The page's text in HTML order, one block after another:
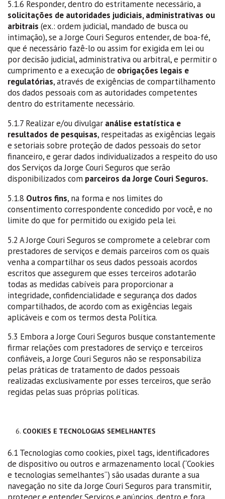
5.1.6 Responder, dentro do estritamente necessário, a
solicitações de autoridades judiciais, administrativas ou
arbitrais (ex.: ordem judicial, mandado de busca ou
intimação), se a Jorge Couri Seguros entender, de boa-fé,
que é necessário fazê-lo ou assim for exigida em lei ou
por decisão judicial, administrativa ou arbitral, e permitir o
cumprimento e a execução de obrigações legais e
regulatórias, através de exigências de compartilhamento
dos dados pessoais com as autoridades competentes
dentro do estritamente necessário.
5.1.7 Realizar e/ou divulgar análise estatística e
resultados de pesquisas, respeitadas as exigências legais
e setoriais sobre proteção de dados pessoais do setor
financeiro, e gerar dados individualizados a respeito do uso
dos Serviços da Jorge Couri Seguros que serão
disponibilizados com parceiros da Jorge Couri Seguros.
5.1.8 Outros fins, na forma e nos limites do
consentimento correspondente concedido por você, e no
limite do que for permitido ou exigido pela lei.
5.2 A Jorge Couri Seguros se compromete a celebrar com
prestadores de serviços e demais parceiros com os quais
venha a compartilhar os seus dados pessoais acordos
escritos que assegurem que esses terceiros adotarão
todas as medidas cabíveis para proporcionar a
integridade, confidencialidade e segurança dos dados
compartilhados, de acordo com as exigências legais
aplicáveis e com os termos desta Política.
5.3 Embora a Jorge Couri Seguros busque constantemente
firmar relações com prestadores de serviço e terceiros
confiáveis, a Jorge Couri Seguros não se responsabiliza
pelas práticas de tratamento de dados pessoais
realizadas exclusivamente por esses terceiros, que serão
regidas pelas suas próprias políticas.
COOKIES E TECNOLOGIAS SEMELHANTES
6.1 Tecnologias como cookies, pixel tags, identificadores
de dispositivo ou outros e armazenamento local (“Cookies
e tecnologias semelhantes“) são usadas durante a sua
navegação no site da Jorge Couri Seguros para transmitir,